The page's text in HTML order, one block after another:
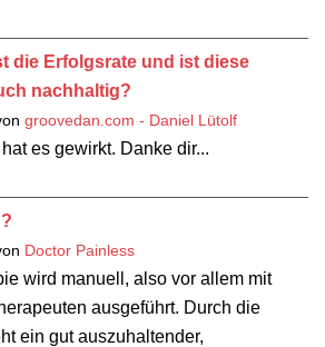
die Erfolgsrate und ist diese
nachhaltig?
groovedan.com - Daniel Lütolf
es gewirkt. Danke dir...
Doctor Painless
wird manuell, also vor allem mit
ausgeführt. Durch die
ein gut auszuhaltender,